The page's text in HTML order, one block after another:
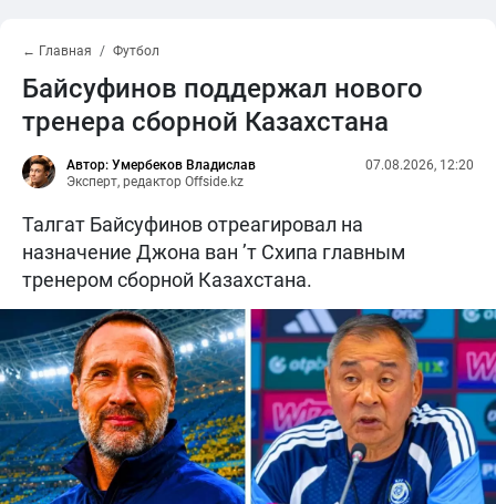
← Главная Футбол
Байсуфинов поддержал нового
тренера сборной Казахстана
Автор: Умербеков Владислав
Эксперт, редактор Offside.kz
07.08.2026, 12:20
Талгат Байсуфинов отреагировал на
назначение Джона ван ’т Схипа главным
тренером сборной Казахстана.